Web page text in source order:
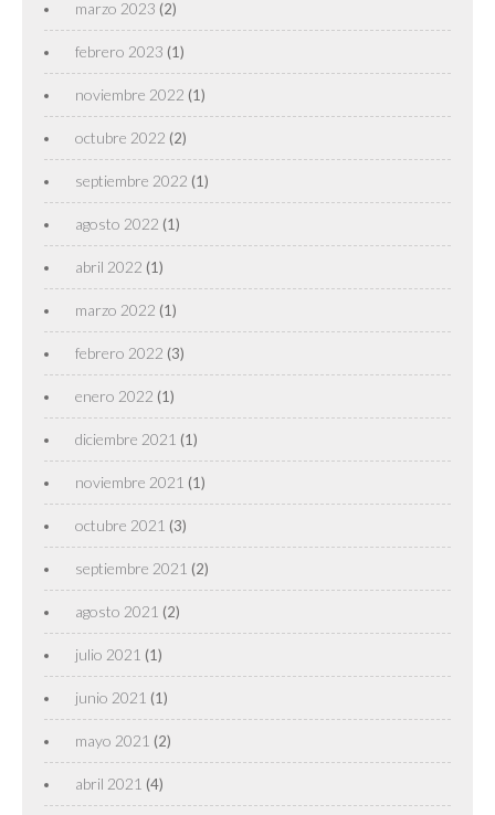
marzo 2023 (2)
febrero 2023 (1)
noviembre 2022 (1)
octubre 2022 (2)
septiembre 2022 (1)
agosto 2022 (1)
abril 2022 (1)
marzo 2022 (1)
febrero 2022 (3)
enero 2022 (1)
diciembre 2021 (1)
noviembre 2021 (1)
octubre 2021 (3)
septiembre 2021 (2)
agosto 2021 (2)
julio 2021 (1)
junio 2021 (1)
mayo 2021 (2)
abril 2021 (4)